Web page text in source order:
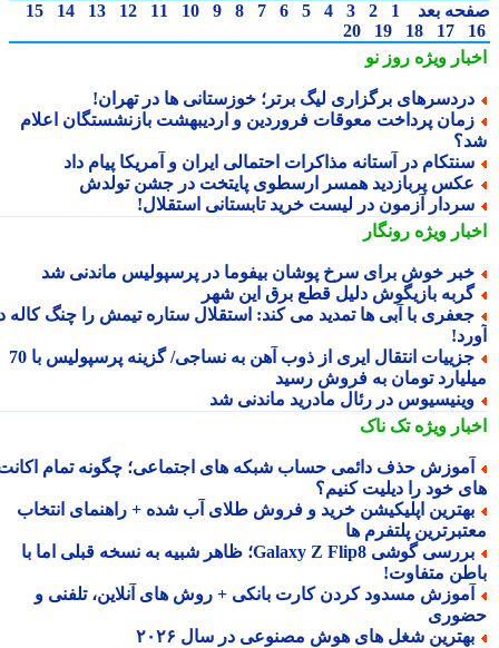
بعد 1
2
3
4
5
6
7
8
9
10
11
12
13
14
15
17
18
19
20
ویژهروز نو
برگزاری لیگ برتر؛ خوزستانی ها در تهران!
پرداخت معوقات فروردین و اردیبهشت بازنشستگان اعلام
در آستانه مذاکرات احتمالی ایران و آمریکا پیام داد
پربازدید همسر ارسطوی پایتخت در جشن تولدش
آزمون در لیست خرید تابستانی استقلال!
ویژهرونگار
خوش برای سرخ پوشان بیفوما در پرسپولیس ماندنی شد
بازیگوش دلیل قطع برق این شهر
با آبی ها تمدید می کند: استقلال ستاره تیمش را چنگ کاله در
جزییات انتقال ایری از ذوب آهن به نساجی/ گزینه پرسپولیس با 70
تومان به فروش رسید
در رئال مادرید ماندنی شد
ویژهتک ناک
حذف دائمی حساب شبکه های اجتماعی؛ چگونه تمام اکانت
خود را دیلیت کنیم؟
اپلیکیشن خرید و فروش طلای آب شده + راهنمای انتخاب
پلتفرم ها
بررسی گوشی Galaxy Z Flip8؛ ظاهر شبیه به نسخه قبلی اما با
متفاوت!
مسدود کردن کارت بانکی + روش های آنلاین، تلفنی و
شغل های هوش مصنوعی در سال ۲۰۲۶